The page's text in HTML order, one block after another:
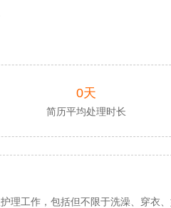
0天
简历平均处理时长
理工作，包括但不限于洗澡、穿衣